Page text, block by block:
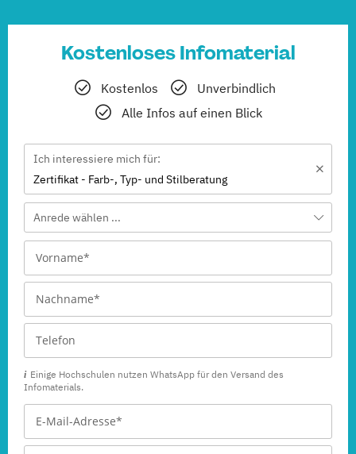
Kostenloses Infomaterial
Kostenlos
Unverbindlich
Alle Infos auf einen Blick
Ich interessiere mich für:
Zertifikat - Farb-, Typ- und Stilberatung
Anrede wählen ...
Einige Hochschulen nutzen WhatsApp für den Versand des
Infomaterials.